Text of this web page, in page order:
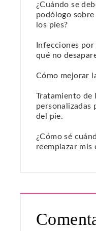
¿Cuándo se
podólogo
los pies?
Infecciones
qué no
Cómo mejorar
Tratamiento de
personalizadas
del pie.
¿Cómo sé
reemplazar mis